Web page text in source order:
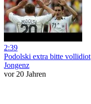
2:39
Podolski extra bitte vollidiot
Jongenz
vor 20 Jahren